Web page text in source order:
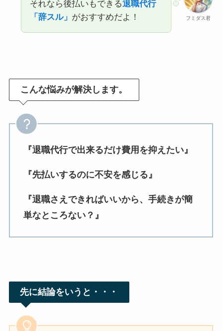
フミダス君
それなら後払いもできる退職代行
「辞スル」 がおすすめだよ！
こんな悩みが解決します。
『退職代行で出来るだけ費用を抑えたい』
『先払いするのに不安を感じる』
『退職さえできればいいから、手続きが簡
単なところない？』
先に結論をいうと・・・